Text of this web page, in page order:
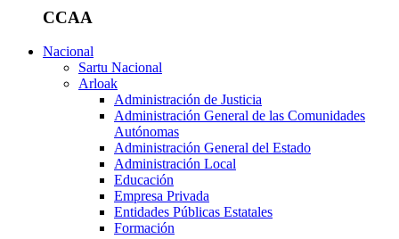
CCAA
Nacional
Sartu Nacional
Arloak
Administración de Justicia
Administración General de las Comunidades
Autónomas
Administración General del Estado
Administración Local
Educación
Empresa Privada
Entidades Públicas Estatales
Formación